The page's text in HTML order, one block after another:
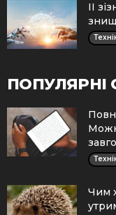
ІІ
ПОПУЛЯРНІ
Чим